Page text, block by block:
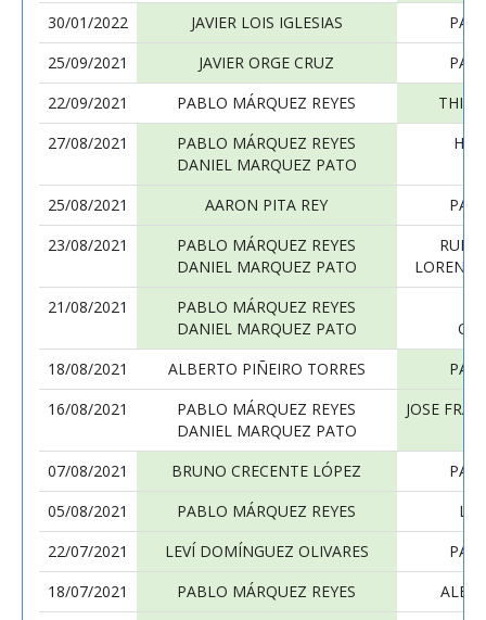
30/01/2022 JAVIER LOIS IGLESIAS
25/09/2021
JAVIER ORGE CRUZ
22/09/2021
PABLO MÁRQUEZ REYES
27/08/2021
PABLO MÁRQUEZ REYES
DANIEL MARQUEZ PATO
25/08/2021
AARON PITA REY
23/08/2021
PABLO MÁRQUEZ REYES
DANIEL MARQUEZ PATO
LORENA
21/08/2021
PABLO MÁRQUEZ REYES
DANIEL MARQUEZ PATO
18/08/2021
ALBERTO PIÑEIRO TORRES
16/08/2021
PABLO MÁRQUEZ REYES
DANIEL MARQUEZ PATO
JOSE
07/08/2021
BRUNO CRECENTE LÓPEZ
05/08/2021
PABLO MÁRQUEZ REYES
22/07/2021
LEVÍ DOMÍNGUEZ OLIVARES
18/07/2021
PABLO MÁRQUEZ REYES